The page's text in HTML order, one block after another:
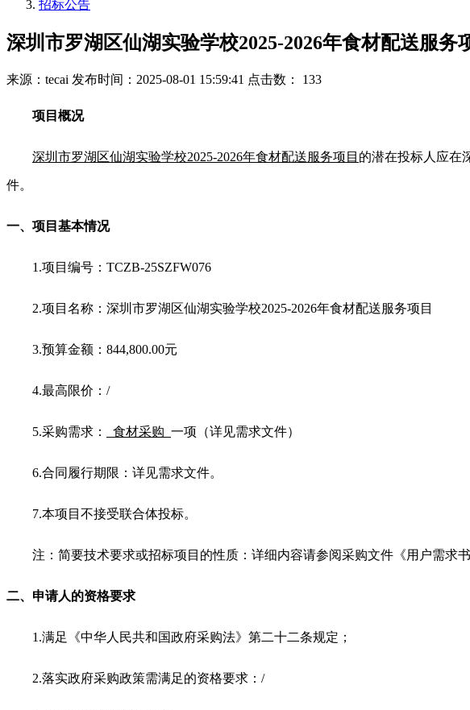
招标公告
深圳市罗湖区仙湖实验学校2025-2026年食材配送服务
来源：tecai 发布时间：2025-08-01 15:59:41 点击数： 133
项目概况
深圳市罗湖区仙湖实验学校2025-2026年食材配送服务项目 的潜在投标人应在
件。
一、项目基本情况
1.项目编号：TCZB-25SZFW076
2.项目名称： 深圳市罗湖区仙湖实验学校2025-2026年食材配送服务项目
3.预算金额：844,800.00元
4.最高限价：/
5.采购需求： 食材采购 一项（详见需求文件）
6.合同履行期限：详见需求文件。
7.本项目不接受联合体投标。
注：简要技术要求或招标项目的性质：详细内容请参阅采购文件《用户需求
二、申请人的资格要求
1.满足《中华人民共和国政府采购法》第二十二条规定；
2.落实政府采购政策需满足的资格要求：/